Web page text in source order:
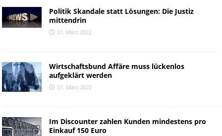
Politik Skandale statt Lösungen: Die Justiz
mittendrin
31. März 2022
Wirtschaftsbund Affäre muss lückenlos
aufgeklärt werden
31. März 2022
Im Discounter zahlen Kunden mindestens pro
Einkauf 150 Euro